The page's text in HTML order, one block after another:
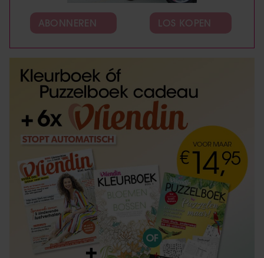
ABONNEREN LOS KOPEN